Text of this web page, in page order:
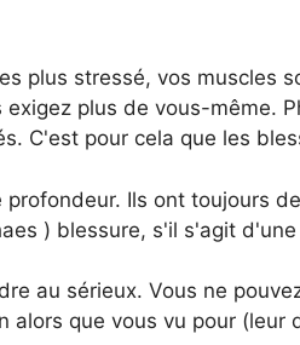
plus stressé, vos muscles
plus de vous-même.
C'est pour cela que les
Ils ont toujours
) blessure, s'il s'agit
au sérieux. Vous ne
alors que vous vu pour (leur